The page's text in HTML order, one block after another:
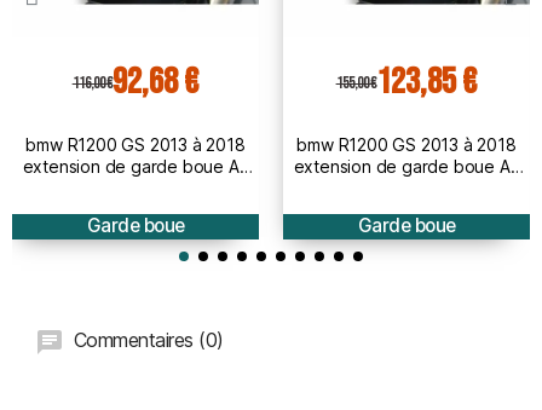
116,00 €92,68 €
bmw R1200 GS 2013 à 2018
extension de garde boue AV
Garde boue
155,00 €123,85 €
bmw R1200 GS 2013 à 2018
extension de garde boue AV
Garde boue
Commentaires (0)